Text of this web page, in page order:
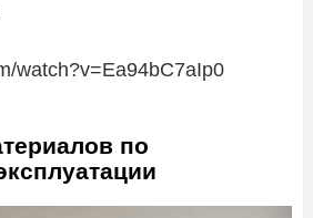
watch?v=Ea94bC7aIp0
по